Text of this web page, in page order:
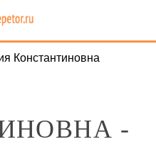
Константиновна
-